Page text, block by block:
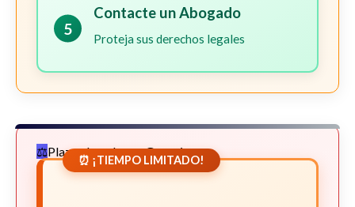
5
Contacte un Abogado
Proteja sus derechos legales
Plazos Legales en Georgia
⏰ ¡TIEMPO LIMITADO!